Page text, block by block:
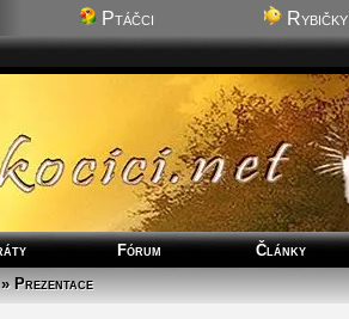
Ptáčci Rybičky
Fórum Články
Prezentace